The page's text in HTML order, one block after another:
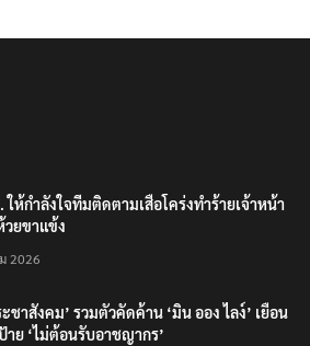
ให้กำลังใจทีมติดตามเสือโคร่งทำร้ายเจ้าหน้า
ยขาแข้ง
2026
ชาสังคม’ รวมตัวคัดค้าน ‘มิน ออง ไลง์’ เยือน
าย ‘ไม่ต้อนรับอาชญากร’